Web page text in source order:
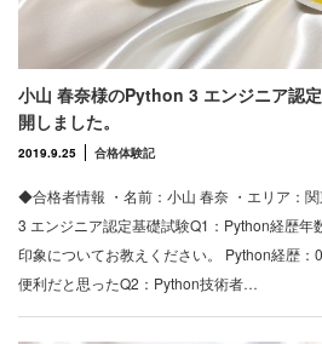
小山 春奈様のPython 3 エンジニア認
開しました。
2019.9.25 合格体験記
◆合格者情報 ・名前：小山 春奈 ・エリア：
3 エンジニア認定基礎試験Q1：Python経歴年
印象についてお教えください。 Python経歴
便利だと思ったQ2：Python技術者…